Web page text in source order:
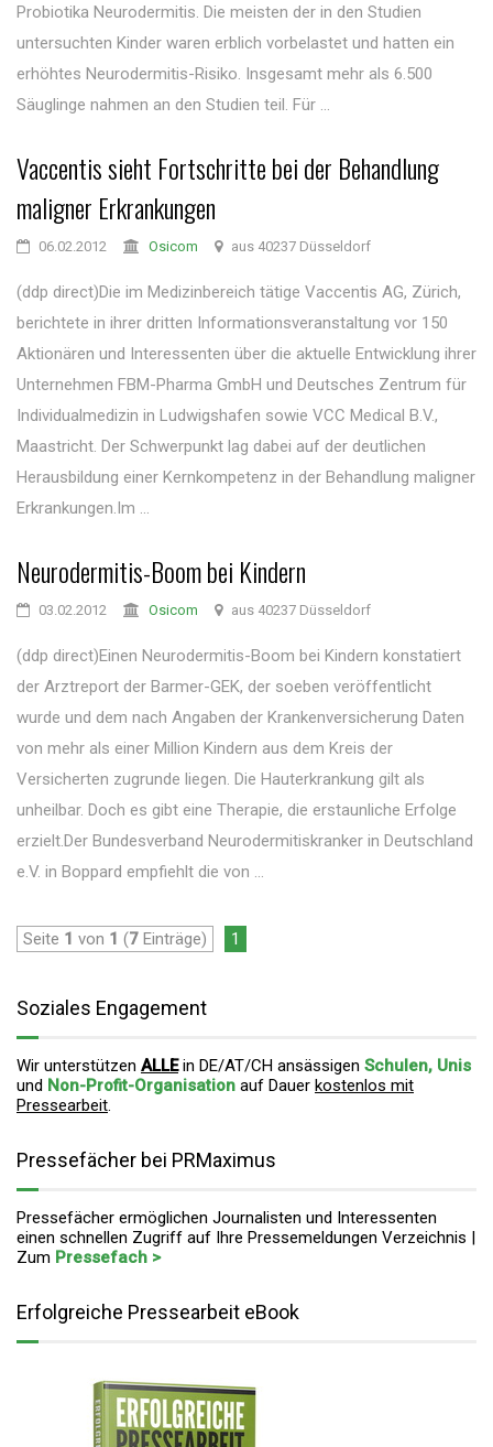
Probiotika Neurodermitis. Die meisten der in den Studien
untersuchten Kinder waren erblich vorbelastet und hatten ein
erhöhtes Neurodermitis-Risiko. Insgesamt mehr als 6.500
Säuglinge nahmen an den Studien teil. Für ...
Vaccentis sieht Fortschritte bei der Behandlung
maligner Erkrankungen
06.02.2012 Osicom aus 40237 Düsseldorf
(ddp direct)Die im Medizinbereich tätige Vaccentis AG, Zürich,
berichtete in ihrer dritten Informationsveranstaltung vor 150
Aktionären und Interessenten über die aktuelle Entwicklung ihrer
Unternehmen FBM-Pharma GmbH und Deutsches Zentrum für
Individualmedizin in Ludwigshafen sowie VCC Medical B.V.,
Maastricht. Der Schwerpunkt lag dabei auf der deutlichen
Herausbildung einer Kernkompetenz in der Behandlung maligner
Erkrankungen.Im ...
Neurodermitis-Boom bei Kindern
03.02.2012 Osicom aus 40237 Düsseldorf
(ddp direct)Einen Neurodermitis-Boom bei Kindern konstatiert
der Arztreport der Barmer-GEK, der soeben veröffentlicht
wurde und dem nach Angaben der Krankenversicherung Daten
von mehr als einer Million Kindern aus dem Kreis der
Versicherten zugrunde liegen. Die Hauterkrankung gilt als
unheilbar. Doch es gibt eine Therapie, die erstaunliche Erfolge
erzielt.Der Bundesverband Neurodermitiskranker in Deutschland
e.V. in Boppard empfiehlt die von ...
Seite 1 von 1 (7 Einträge) 1
Soziales Engagement
Wir unterstützen ALLEin DE/AT/CH ansässigen Schulen, Unis
und Non-Profit-Organisation auf Dauer kostenlos mit
Pressearbeit.
Pressefächer bei PRMaximus
Pressefächer ermöglichen Journalisten und Interessenten
einen schnellen Zugriff auf Ihre Pressemeldungen Verzeichnis |
Zum Pressefach >
Erfolgreiche Pressearbeit eBook